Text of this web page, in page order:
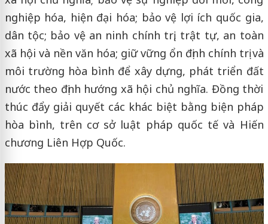
nghiệp hóa, hiện đại hóa; bảo vệ lợi ích quốc gia,
dân tộc; bảo vệ an ninh chính trị, trật tự, an toàn
xã hội và nền văn hóa; giữ vững ổn định chính trị và
môi trường hòa bình để xây dựng, phát triển đất
nước theo định hướng xã hội chủ nghĩa. Đồng thời
thúc đẩy giải quyết các khác biệt bằng biện pháp
hòa bình, trên cơ sở luật pháp quốc tế và Hiến
chương Liên Hợp Quốc.